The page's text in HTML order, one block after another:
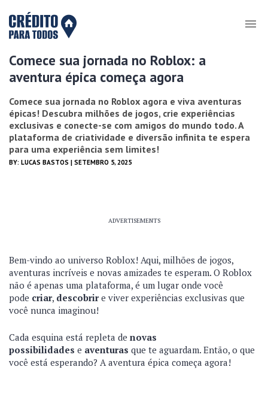
Comece sua jornada no Roblox: a
aventura épica começa agora
Comece sua jornada no Roblox agora e viva aventuras
épicas! Descubra milhões de jogos, crie experiências
exclusivas e conecte-se com amigos do mundo todo. A
plataforma de criatividade e diversão infinita te espera
para uma experiência sem limites!
BY: LUCAS BASTOS | SETEMBRO 5, 2025
ADVERTISEMENTS
Bem-vindo ao universo Roblox! Aqui, milhões de jogos,
aventuras incríveis e novas amizades te esperam. O Roblox
não é apenas uma plataforma, é um lugar onde você
pode criar, descobrire viver experiências exclusivas que
você nunca imaginou!
Cada esquina está repleta de novas
possibilidades e aventuras que te aguardam. Então, o que
você está esperando? A aventura épica começa agora!